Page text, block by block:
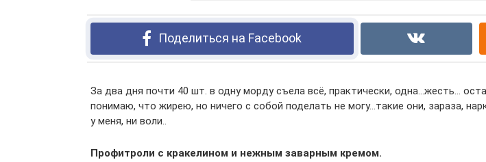
Поделиться на Facebook
За два дня почти 40 шт. в одну морду съела всё, практически, одна…жесть…
понимаю, что жирею, но ничего с собой поделать не могу…такие они, зараза,
у меня, ни воли..
Профитроли с кракелином и нежным заварным кремом.